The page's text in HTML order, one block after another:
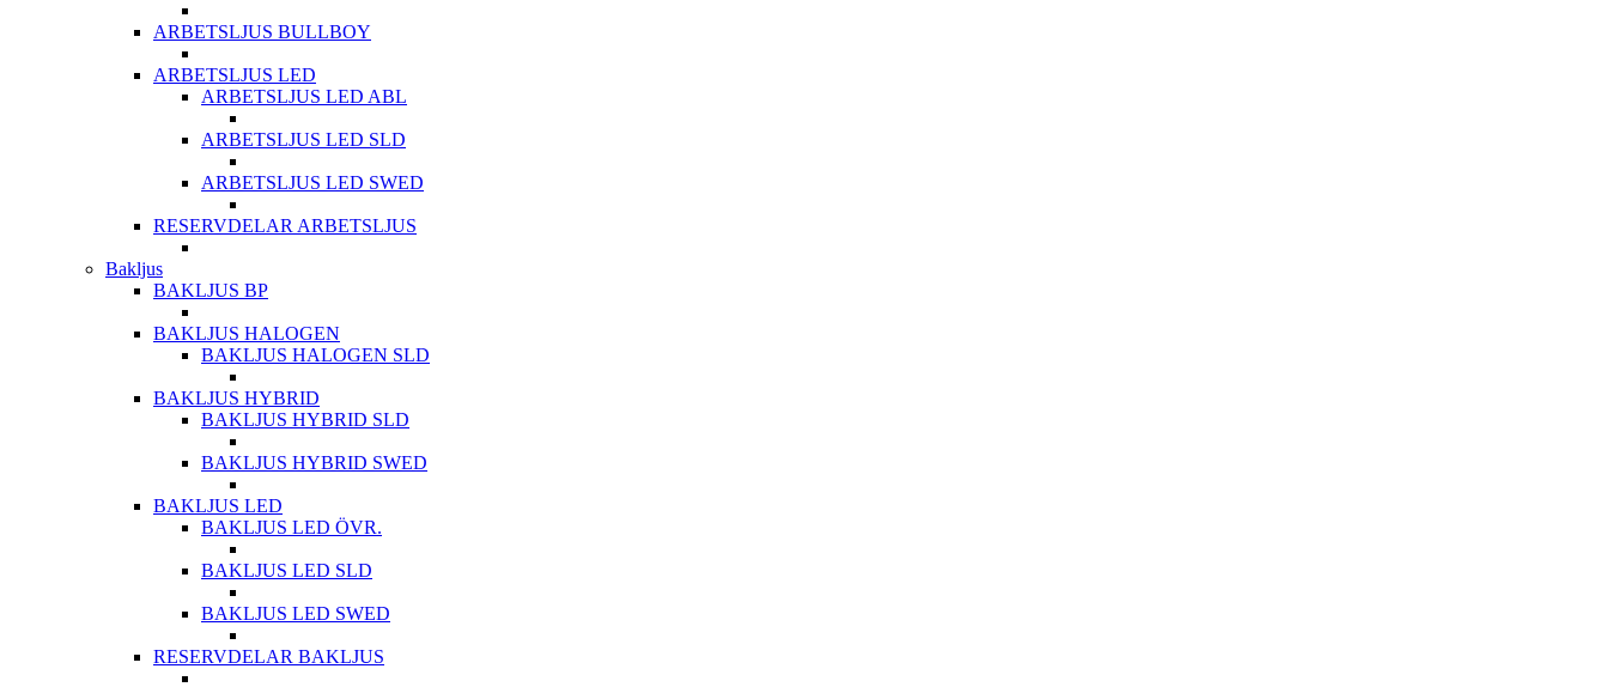
ARBETSLJUS BULLBOY
ARBETSLJUS LED
ARBETSLJUS LED ABL
ARBETSLJUS LED SLD
ARBETSLJUS LED SWED
RESERVDELAR ARBETSLJUS
Bakljus
BAKLJUS BP
BAKLJUS HALOGEN
BAKLJUS HALOGEN SLD
BAKLJUS HYBRID
BAKLJUS HYBRID SLD
BAKLJUS HYBRID SWED
BAKLJUS LED
BAKLJUS LED ÖVR.
BAKLJUS LED SLD
BAKLJUS LED SWED
RESERVDELAR BAKLJUS